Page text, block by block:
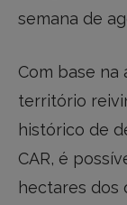
semana de
Com base na
território
histórico de
CAR, é
hectares dos